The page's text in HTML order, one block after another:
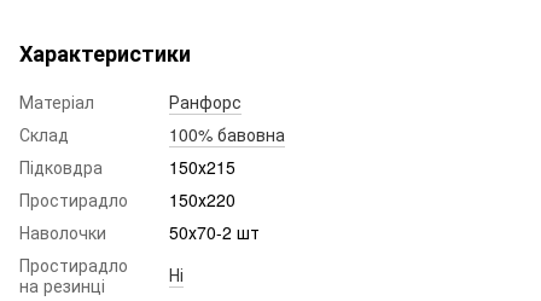
Характеристики
Матеріал
Ранфорс
Склад
100% бавовна
Підковдра
150х215
Простирадло
150х220
Наволочки
50х70-2 шт
Простирадло
на резинці
Ні